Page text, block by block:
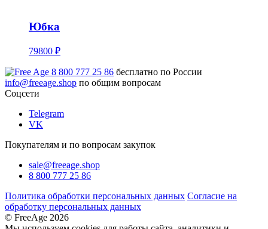
Юбка
79800 ₽
8 800 777 25 86 бесплатно по России
info@freeage.shop по общим вопросам
Соцсети
Telegram
VK
Покупателям и по вопросам закупок
sale@freeage.shop
8 800 777 25 86
Политика обработки персональных данных Согласие на
обработку персональных данных
© FreeAge 2026